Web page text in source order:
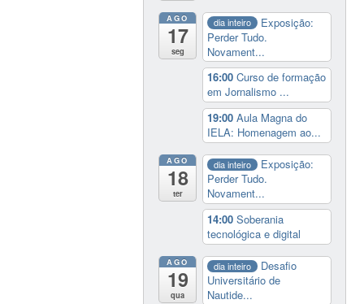
AGO
17
seg
dia inteiro
Exposição:
Perder Tudo.
Novament...
16:00Curso de formação
em Jornalismo ...
19:00Aula Magna do
IELA: Homenagem ao...
AGO
18
ter
dia inteiro
Exposição:
Perder Tudo.
Novament...
14:00Soberania
tecnológica e digital
AGO
19
qua
dia inteiro
Desafio
Universitário de
Nautide...